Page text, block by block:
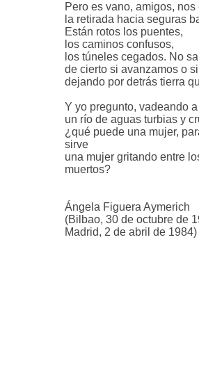
Pero es vano, amigos, nos
la retirada hacia seguras
Están rotos los puentes,
los caminos confusos,
los túneles cegados. No
de cierto si avanzamos o
dejando por detrás tierra
Y yo pregunto, vadeando
un río de aguas turbias y
¿qué puede una mujer,
sirve
una mujer gritando entre
muertos?
Ángela Figuera Aymerich
(Bilbao, 30 de octubre de
Madrid, 2 de abril de 1984)